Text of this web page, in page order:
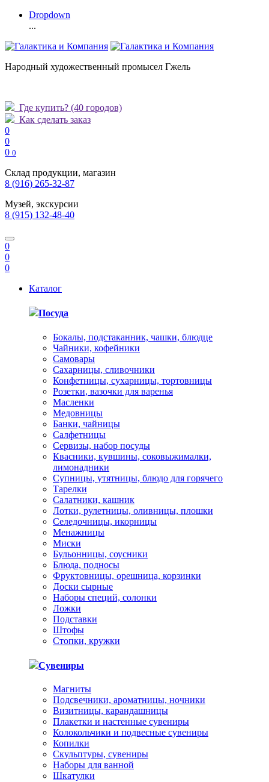
Dropdown
...
Народный художественный промысел Гжель
Где купить? (40 городов)
Как сделать заказ
0
0
0 0
Склад продукции, магазин
8 (916) 265-32-87
Музей, экскурсии
8 (915) 132-48-40
0
0
0
Каталог
Посуда
Бокалы, подстаканник, чашки, блюдце
Чайники, кофейники
Самовары
Сахарницы, сливочники
Конфетницы, сухарницы, тортовницы
Розетки, вазочки для варенья
Масленки
Медовницы
Банки, чайницы
Салфетницы
Сервизы, набор посуды
Квасники, кувшины, соковыжималки,
лимонадники
Супницы, утятницы, блюдо для горячего
Тарелки
Салатники, кашник
Лотки, рулетницы, оливницы, плошки
Селедочницы, икорницы
Менажницы
Миски
Бульонницы, соусники
Блюда, подносы
Фруктовницы, орешница, корзинки
Доски сырные
Наборы специй, солонки
Ложки
Подставки
Штофы
Стопки, кружки
Сувениры
Магниты
Подсвечники, ароматницы, ночники
Визитницы, карандашницы
Плакетки и настенные сувениры
Колокольчики и подвесные сувениры
Копилки
Скульптуры, сувениры
Наборы для ванной
Шкатулки